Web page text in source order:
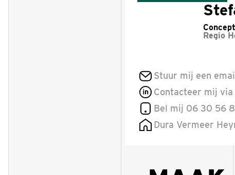
Regio
Stuur mij een
Contacteer mij via
Bel mij 06 30 56
Dura Vermeer